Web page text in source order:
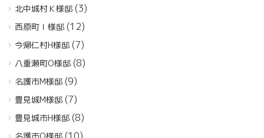
北中城村Ｋ様邸 (3)
西原町Ｉ様邸 (12)
今帰仁村H様邸 (7)
八重瀬町O様邸 (8)
名護市M様邸 (9)
豊見城M様邸 (7)
豊見城市H様邸 (8)